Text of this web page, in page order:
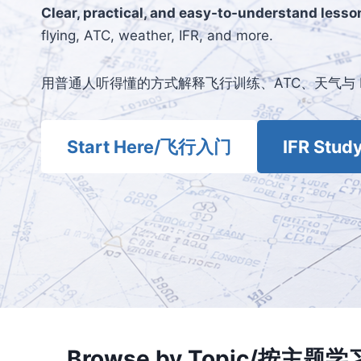
Clear, practical, and easy-to-understand
flying, ATC, weather, IFR, and more.
用普通人听得懂的方式解释飞行训练、ATC、天气与
Start Here/飞行入门 IFR